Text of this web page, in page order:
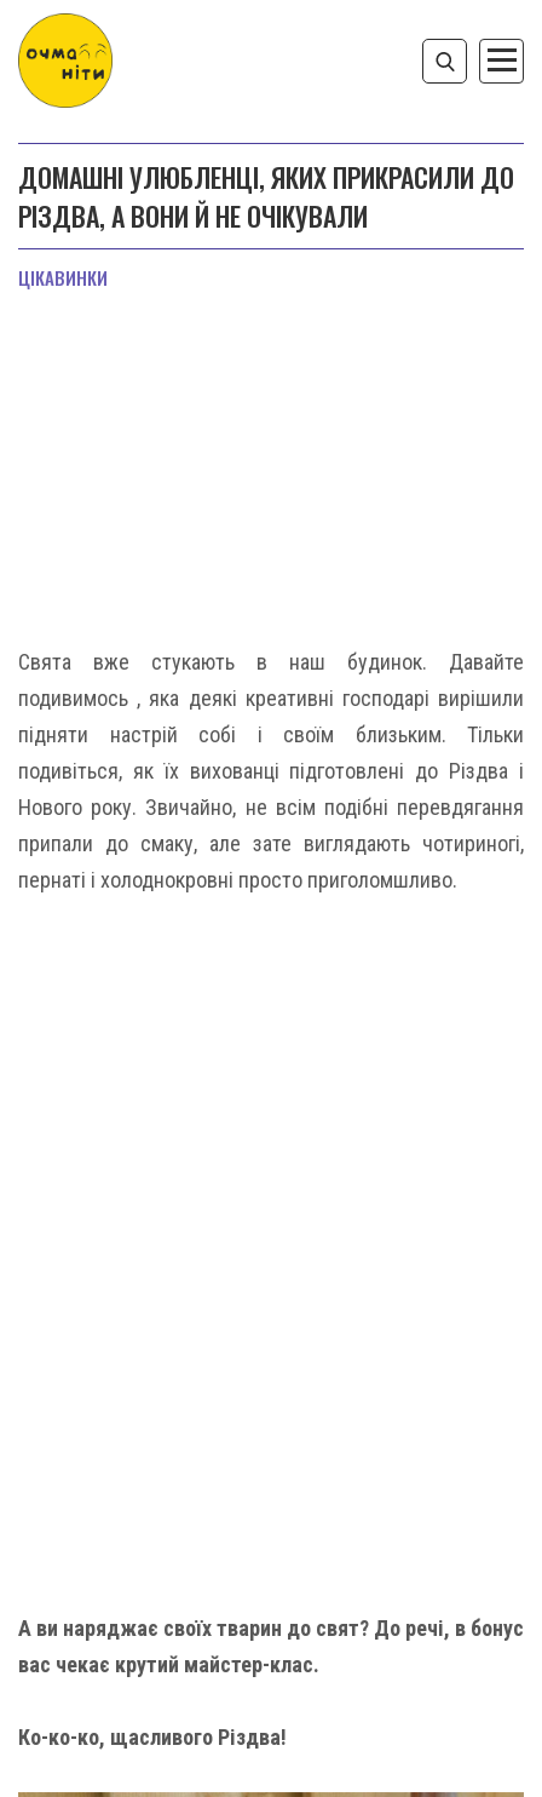
ДОМАШНІ УЛЮБЛЕНЦІ, ЯКИХ ПРИКРАСИЛИ ДО
РІЗДВА, А ВОНИ Й НЕ ОЧІКУВАЛИ
ЦІКАВИНКИ
Свята вже стукають в наш будинок. Давайте
подивимось , яка деякі креативні господарі вирішили
підняти настрій собі і своїм близьким. Тільки
подивіться, як їх вихованці підготовлені до Різдва і
Нового року. Звичайно, не всім подібні перевдягання
припали до смаку, але зате виглядають чотириногі,
пернаті і холоднокровні просто приголомшливо.
А ви наряджає своїх тварин до свят? До речі, в бонус
вас чекає крутий майстер-клас.
Ко-ко-ко, щасливого Різдва!